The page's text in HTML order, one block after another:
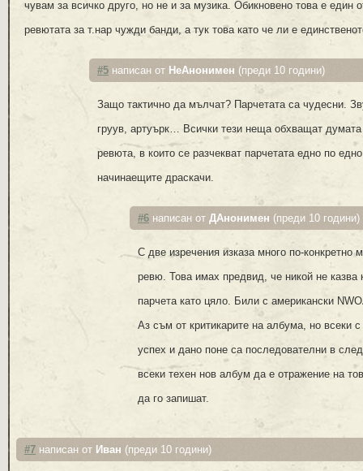
чувам за всичко друго, но не и за музика. Обикновено това е един
ревютата за т.нар чужди банди, а тук това като че ли е
#5 написан от НеАнонимен (преди 10 години)
Защо тактично да мълчат? Парчетата са чудесни.
груув, артуърк… Всички тези неща обхващат думата
ревюта, в които се разчекват парчетата едно по
начинаещите драскачи.
#6 написан от ДАнонимен (преди 10 години)
С две изречения изказа много по-конкретно
ревю. Това имах предвид, че никой не казва
парчета като цяло. Били с американски
Аз съм от критикарите на албума, но всеки
успех и дано поне са последователни в
всеки техен нов албум да е отражение на
да го запишат.
#7 написан от Иван (преди 10 години)